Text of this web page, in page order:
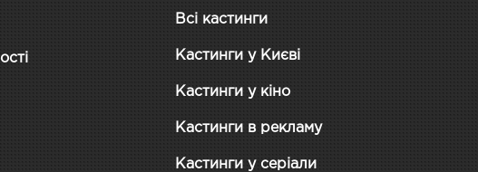
Всі кастинги
Кастинги у Києві
Кастинги у кіно
Кастинги в рекламу
Кастинги у серіали